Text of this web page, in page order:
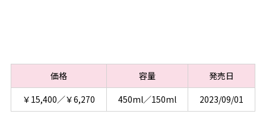
価格 容量
発売日
￥15,400／￥6,270
450ml／150ml 2023/09/01